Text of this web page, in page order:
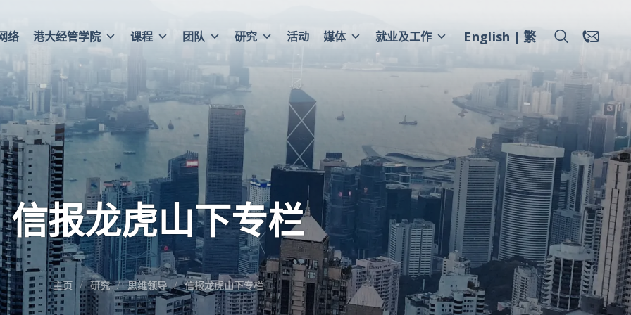
络 港大经管学院 课程 团队 研究 活动 媒体 就业及工作 English 繁
信报龙虎山下专栏
主页 研究 思维领导 信报龙虎山下专栏